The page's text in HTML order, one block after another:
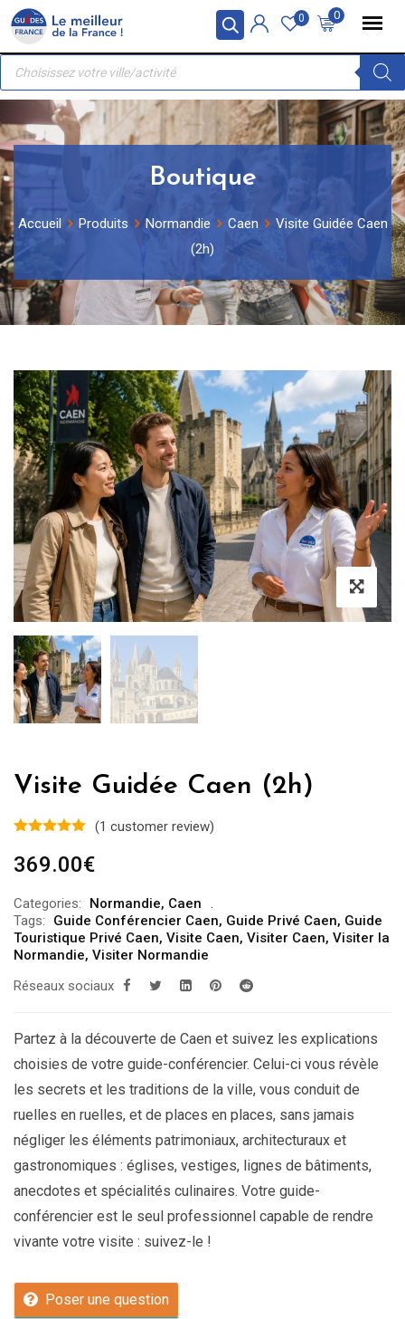
Panneau de gestion des cookies
Skip
content
0
0
Recherche
produits
Boutique
Accueil Produits Normandie Caen
Visite Guidée Caen
(2h)
Visite Guidée Caen (2h)
(1 customer review)
369.00€
Categories: Normandie, Caen
Tags:
Guide Conférencier Caen, Guide Privé Caen, Guide
Touristique Privé Caen, Visite Caen, Visiter Caen, Visiter la
Normandie, Visiter Normandie
Réseaux sociaux
Partez à la découverte de Caen et suivez les explications
choisies de votre guide-conférencier. Celui-ci vous révèle
les secrets et les traditions de la ville, vous conduit de
ruelles en ruelles, et de places en places, sans jamais
négliger les éléments patrimoniaux, architecturaux et
gastronomiques : églises, vestiges, lignes de bâtiments,
anecdotes et spécialités culinaires. Votre guide-
conférencier est le seul professionnel capable de rendre
vivante votre visite : suivez-le !
Poser une question